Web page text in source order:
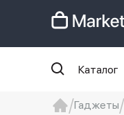
Каталог
Гаджеты